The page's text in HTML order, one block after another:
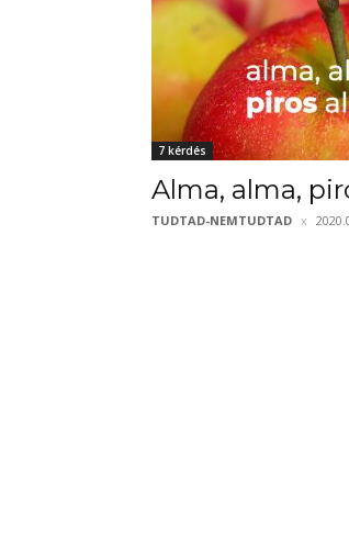
7 kérdés
Alma, alma,
TUDTAD-NEMTUDTAD